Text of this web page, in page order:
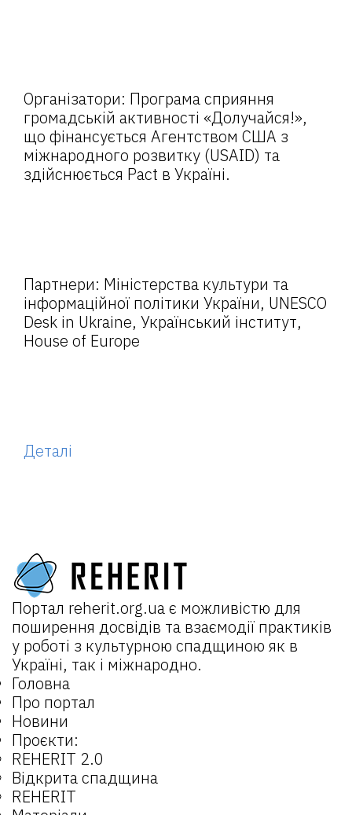
Організатори: Програма сприяння
громадській активності «Долучайся!»,
що фінансується Агентством США з
міжнародного розвитку (USAID) та
здійснюється Pact в Україні.
Партнери: Міністерства культури та
інформаційної політики України, UNESCO
Desk in Ukraine, Український інститут,
House of Europe
Деталі
Портал reherit.org.uaє можливістю для
поширення досвідів та взаємодії практиків
у роботі з культурною спадщиною як в
Україні, так і міжнародно.
Головна
Про портал
Новини
Проєкти:
REHERIT 2.0
Відкрита спадщина
REHERIT